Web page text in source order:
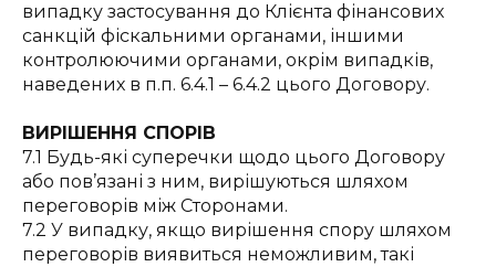
випадку застосування до Клієнта фінансових
санкцій фіскальними органами, іншими
контролюючими органами, окрім випадків,
наведених в п.п. 6.4.1 – 6.4.2 цього Договору.
ВИРІШЕННЯ СПОРІВ
7.1 Будь-які суперечки щодо цього Договору
або пов’язані з ним, вирішуються шляхом
переговорів між Сторонами.
7.2 У випадку, якщо вирішення спору шляхом
переговорів виявиться неможливим, такі